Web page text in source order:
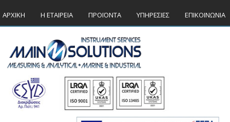
ΑΡΧΙΚΗ Η ΕΤΑΙΡΕΙΑ ΠΡΟΪΟΝΤΑ ΥΠΗΡΕΣΙΕΣ ΕΠΙΚΟΙΝΩΝΙΑ